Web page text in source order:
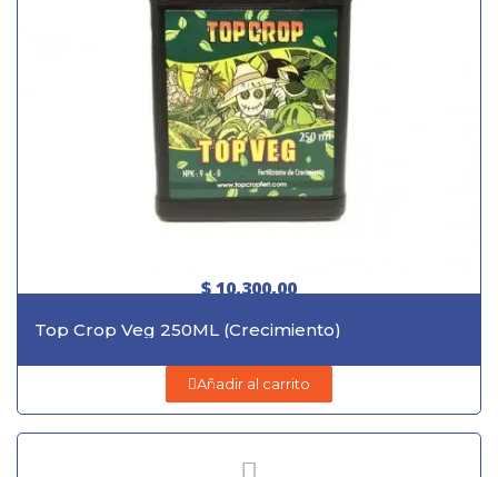
$ 10.300,00
Top Crop Veg 250ML (Crecimiento)
Añadir al carrito